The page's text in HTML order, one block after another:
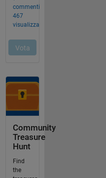
Community
Treasure
Hunt
Find
the